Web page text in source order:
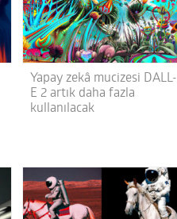
Yapay zekâ mucizesi DALL-
E 2 artık daha fazla
kullanılacak